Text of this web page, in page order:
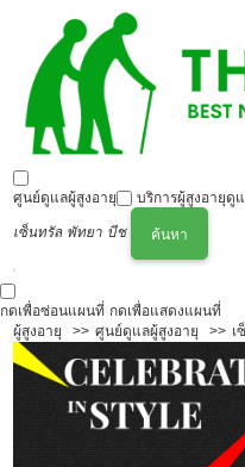
ศูนย์ดูแลผู้สูงอายุ บริการผู้สูงอายุดู
เซ็นทรัล พัทยา บีช
ค้นหา
กดเพื่อซ่อนแผนที่ กดเพื่อแสดงแผนที่
ผู้สูงอายุ
ศูนย์ดูแลผู้สูงอายุ